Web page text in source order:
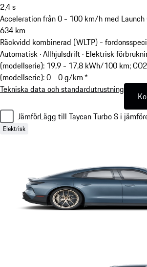
2,4s
Acceleration från 0 - 100 km/h med Launch
634 km
Räckvidd kombinerad (WLTP) -
Automatisk · Allhjulsdrift · Elektrisk
(modellserie): 19,9 - 17,8 kWh/100 km;
(modellserie): 0 - 0 g/km *
Tekniska data och standardutrustning
JämförLägg till Taycan Turbo S i
Elektrisk